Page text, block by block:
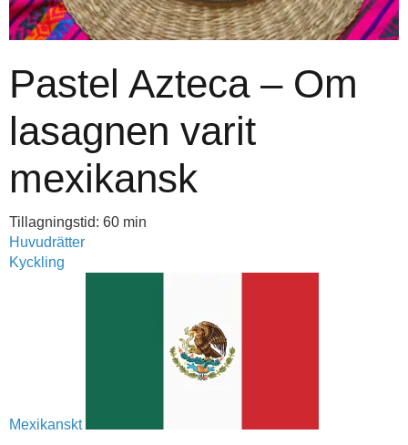
Pastel Azteca – Om
lasagnen varit
mexikansk
Tillagningstid: 60 min
Huvudrätter
Kyckling
Mexikanskt